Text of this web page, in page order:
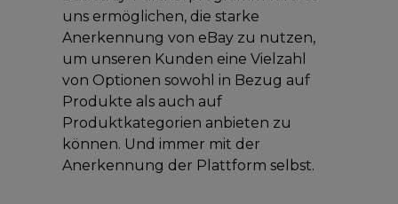
uns ermöglichen, die starke
Anerkennung von eBay zu nutzen,
um unseren Kunden eine Vielzahl
von Optionen sowohl in Bezug auf
Produkte als auch auf
Produktkategorien anbieten zu
können. Und immer mit der
Anerkennung der Plattform selbst.